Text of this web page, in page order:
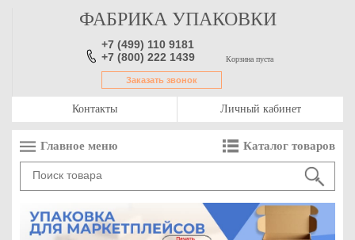
ФАБРИКА УПАКОВКИ
+7 (499) 110 9181
+7 (800) 222 1439
Заказать звонок
Корзина пуста
Контакты Личный кабинет
Главное меню Каталог товаров